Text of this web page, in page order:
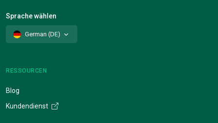
Sprache wählen
German (DE)
RESSOURCEN
Blog
Kundendienst